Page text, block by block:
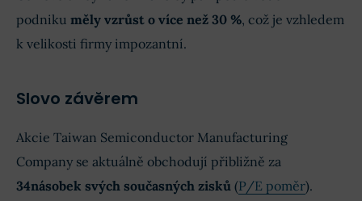
podniku měly vzrůst o více než 30 %, což je vzhledem
k velikosti firmy impozantní.
Slovo závěrem
Akcie Taiwan Semiconductor Manufacturing
Company se aktuálně obchodují přibližně za
34násobek svých současných zisků (P/E poměr).